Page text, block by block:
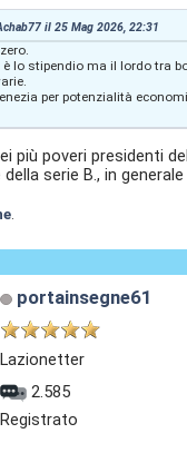
il 25 Mag 2026, 22:31
è lo stipendio ma il lordo tra
per potenzialità
più poveri presidenti
serie B., in
.
portainsegne61
Lazionetter
2.585
Registrato